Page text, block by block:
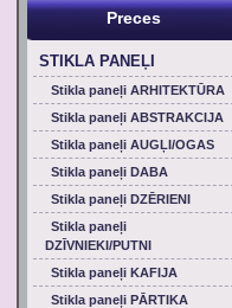
Preces
STIKLA PANEĻI
Stikla paneļi ARHITEKTŪRA
Stikla paneļi ABSTRAKCIJA
Stikla paneļi AUGĻI/OGAS
Stikla paneļi DABA
Stikla paneļi DZĒRIENI
Stikla paneļi
DZĪVNIEKI/PUTNI
Stikla paneļi KAFIJA
Stikla paneļi PĀRTIKA